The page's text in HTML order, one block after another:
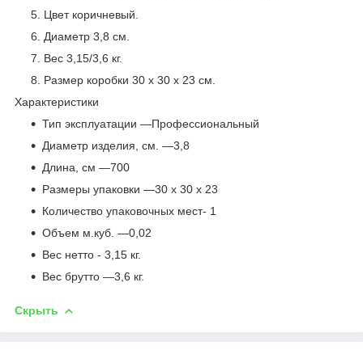
Цвет коричневый.
Диаметр 3,8 см.
Вес 3,15/3,6 кг.
Размер коробки 30 х 30 х 23 см.
Характеристики
Тип эксплуатации —Профессиональный
Диаметр изделия, см. —3,8
Длина, см —700
Размеры упаковки —30 х 30 х 23
Количество упаковочных мест- 1
Объем м.куб. —0,02
Вес нетто - 3,15 кг.
Вес брутто —3,6 кг.
Скрыть